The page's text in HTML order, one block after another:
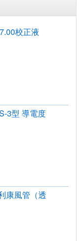
校正液
3型 導電度
康風管（透